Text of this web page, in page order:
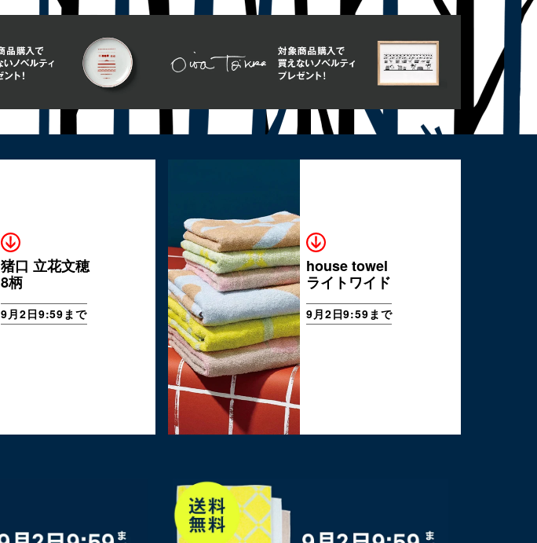
猪口 立花文穂
8柄
9月2日9:59まで
house towel
ライトワイド
9月2日9:59まで